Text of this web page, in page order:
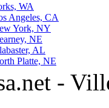
WA
Angeles, CA
York, NY
NE
AL
Platte, NE
-